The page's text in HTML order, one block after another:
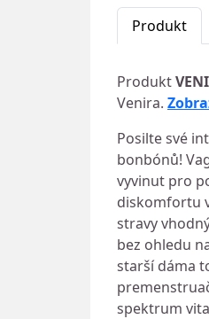
Produkt
Produkt
Venira.
Posilte své
bonbónů!
vyvinut pro
diskomfortu
stravy
bez ohledu
starší dáma
spektrum